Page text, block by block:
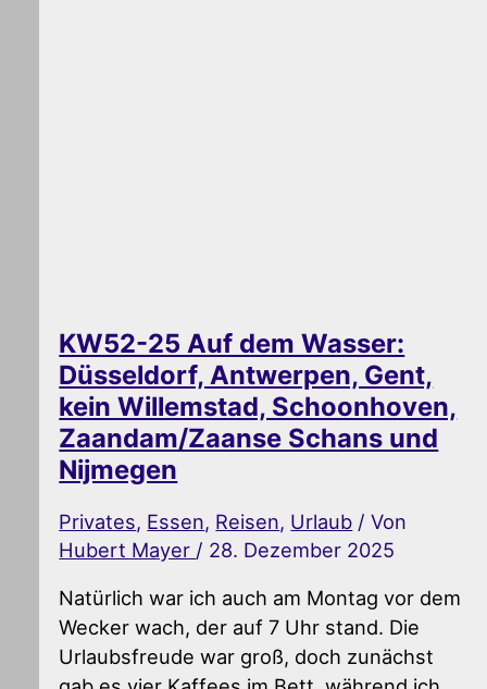
KW52-25 Auf dem Wasser:
Düsseldorf, Antwerpen, Gent,
kein Willemstad, Schoonhoven,
Zaandam/Zaanse Schans und
Nijmegen
Privates, Essen, Reisen, Urlaub / Von
Hubert Mayer / 28. Dezember 2025
Natürlich war ich auch am Montag vor dem
Wecker wach, der auf 7 Uhr stand. Die
Urlaubsfreude war groß, doch zunächst